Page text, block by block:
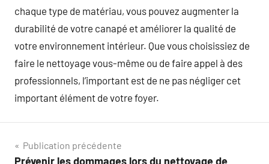
chaque type de matériau, vous pouvez augmenter la
durabilité de votre canapé et améliorer la qualité de
votre environnement intérieur. Que vous choisissiez de
faire le nettoyage vous-même ou de faire appel à des
professionnels, l’important est de ne pas négliger cet
important élément de votre foyer.
Navigation
Publication précédente
Prévenir les dommages lors du nettoyage de